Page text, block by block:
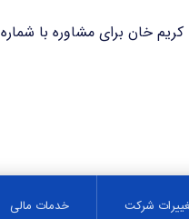
با شماره ۸۷۱۴۶ تماس حاصل فرمایید.
شرکت خدمات مالی